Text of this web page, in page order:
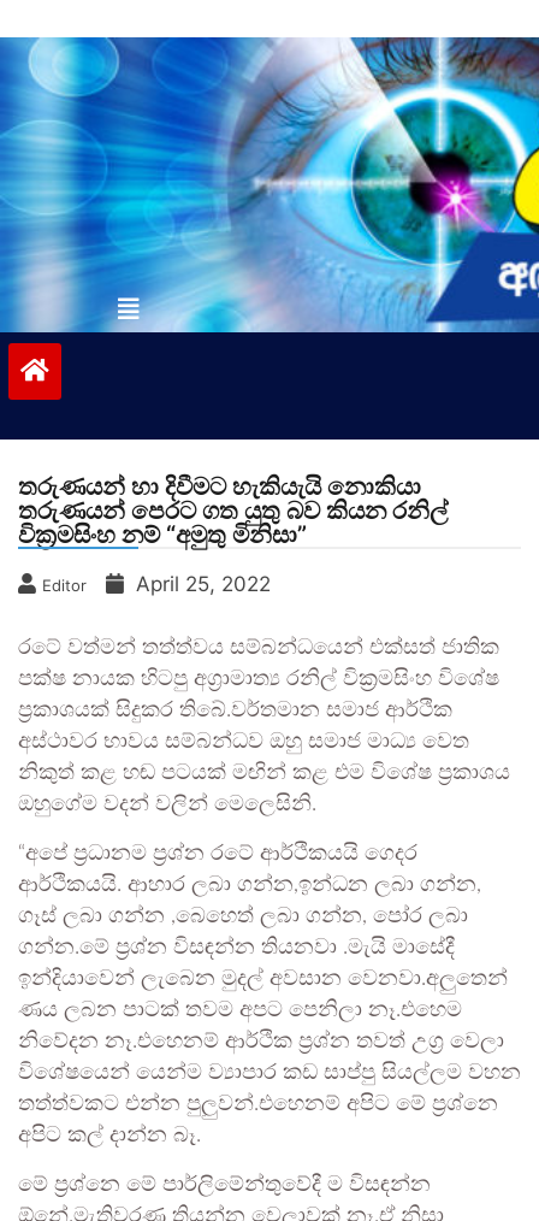
to
contentvinivida.lk
තරුණයන් හා දිවීමට හැකියැයි නොකියා
තරුණයන් පෙරට ගත යුතු බව කියන රනිල්
වික්‍රමසිංහ නම් “අමුතු මිනිසා”
Editor April 25, 2022
රටේ වත්මන් තත්ත්වය සම්බන්ධයෙන් එක්සත් ජාතික
පක්ෂ නායක හිටපු අග්‍රාමාත්‍ය රනිල් වික්‍රමසිංහ විශේෂ
ප්‍රකාශයක් සිදුකර තිබේ.වර්තමාන සමාජ ආර්ථික
අස්ථාවර භාවය සම්බන්ධව ඔහු සමාජ මාධ්‍ය වෙත
නිකුත් කළ හඬ පටයක් මඟින් කළ එම විශේෂ ප්‍රකාශය
ඔහුගේම වදන් වලින් මෙලෙසිනි.
“අපේ ප්‍රධානම ප්‍රශ්න රටේ ආර්ථිකයයි ගෙදර
ආර්ථිකයයි. ආහාර ලබා ගන්න,ඉන්ධන ලබා ගන්න,
ගෑස් ලබා ගන්න ,බෙහෙත් ලබා ගන්න, පෝර ලබා
ගන්න.මේ ප්‍රශ්න විසඳන්න තියනවා .මැයි මාසේදී
ඉන්දියාවෙන් ලැබෙන මුදල් අවසාන වෙනවා.අලුතෙන්
ණය ලබන පාටක් තවම අපට පෙනිලා නෑ.එහෙම
නිවේදන නෑ.එහෙනම් ආර්ථික ප්‍රශ්න තවත් උග්‍ර වෙලා
විශේෂයෙන් යෙන්ම ව්‍යාපාර කඩ සාප්පු සියල්ලම වහන
තත්ත්වකට එන්න පුලුවන්.එහෙනම් අපිට මේ ප්‍රශ්නෙ
අපිට කල් දාන්න බෑ.
මේ ප්‍රශ්නෙ මේ පාර්ලිමේන්තුවේදී ම විසඳන්න
ඕනේ.මැතිවරණ තියන්න වෙලාවක් නෑ.ඒ නිසා